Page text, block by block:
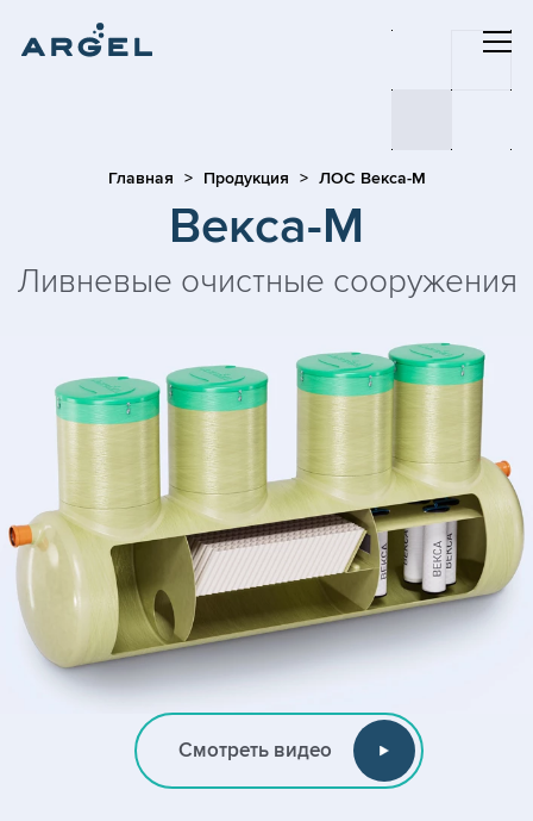
Главная Продукция ЛОС Векса-М
Векса-М
Ливневые очистные сооружения
Смотреть видео